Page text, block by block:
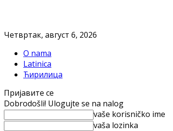
Четвртак, август 6, 2026
O nama
Latinica
Ћирилица
Пријавите се
Dobrodošli! Ulogujte se na nalog
vaše korisničko ime
vaša lozinka